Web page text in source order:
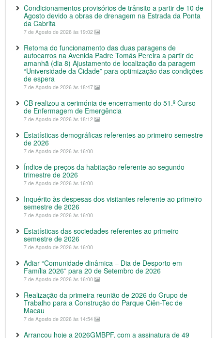
Condicionamentos provisórios de trânsito a partir de 10 de
Agosto devido a obras de drenagem na Estrada da Ponta
da Cabrita
7 de Agosto de 2026 às 19:02
Retoma do funcionamento das duas paragens de
autocarros na Avenida Padre Tomás Pereira a partir de
amanhã (dia 8) Ajustamento de localização da paragem
“Universidade da Cidade” para optimização das condições
de espera
7 de Agosto de 2026 às 18:47
CB realizou a cerimónia de encerramento do 51.º Curso
de Enfermagem de Emergência
7 de Agosto de 2026 às 18:12
Estatísticas demográficas referentes ao primeiro semestre
de 2026
7 de Agosto de 2026 às 16:00
Índice de preços da habitação referente ao segundo
trimestre de 2026
7 de Agosto de 2026 às 16:00
Inquérito às despesas dos visitantes referente ao primeiro
semestre de 2026
7 de Agosto de 2026 às 16:00
Estatísticas das sociedades referentes ao primeiro
semestre de 2026
7 de Agosto de 2026 às 16:00
Adiar “Comunidade dinâmica – Dia de Desporto em
Família 2026” para 20 de Setembro de 2026
7 de Agosto de 2026 às 16:00
Realização da primeira reunião de 2026 do Grupo de
Trabalho para a Construção do Parque Ciên-Tec de
Macau
7 de Agosto de 2026 às 14:54
Arrancou hoje a 2026GMBPF, com a assinatura de 49